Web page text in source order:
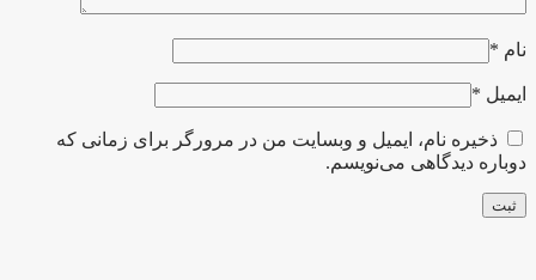
نام *
ایمیل *
ذخیره نام، ایمیل و وبسایت من در مرورگر برای زمانی که
دوباره دیدگاهی می‌نویسم.